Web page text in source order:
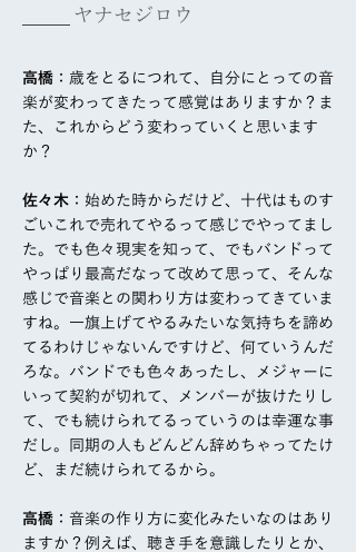
​ ヤナセジロウ
高橋 ：歳をとるにつれて、自分にとっての音
楽が変わってきたって感覚はありますか？ま
た、これからどう変わっていくと思います
か？
佐々木 ：始めた時からだけど、十代はものす
ごいこれで売れてやるって感じでやってまし
た。でも色々現実を知って、でもバンドって
やっぱり最高だなって改めて思って、そんな
感じで音楽との関わり方は変わってきていま
すね。一旗上げてやるみたいな気持ちを諦め
てるわけじゃないんですけど、何ていうんだ
ろな。バンドでも色々あったし、メジャーに
いって契約が切れて、メンバーが抜けたりし
て、でも続けられてるっていうのは幸運な事
だし。同期の人もどんどん辞めちゃってたけ
ど、まだ続けられてるから。
高橋 ：音楽の作り方に変化みたいなのはあり
ますか？例えば、聴き手を意識したりとか、